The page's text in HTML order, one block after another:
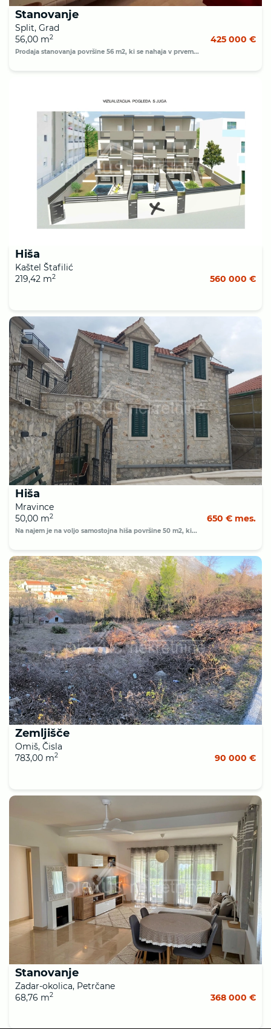
Stanovanje
Split, Grad
56,00 m2 425 000 €
Prodaja stanovanja površine 56 m2, ki se nahaja v prvem...
Hiša
Kaštel Štafilić
219,42 m2 560 000 €
Hiša
Mravince
50,00 m2 650 € mes.
Na najem je na voljo samostojna hiša površine 50 m2, ki...
Zemljišče
Omiš, Čisla
783,00 m2 90 000 €
Stanovanje
Zadar-okolica, Petrčane
68,76 m2 368 000 €